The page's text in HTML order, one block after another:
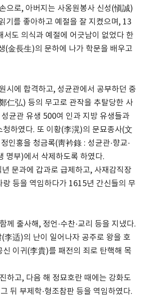
으로, 아버지는 사옹원봉사 신성(愼誠)
기를 좋아하고 예절을 잘 지켰으며, 13
서도 의식과 예절에 어긋남이 없었다 한
(金長生)의 문하에 나가 학문을 배우고
시에 합격하고, 성균관에서 공부하던 중
仁弘) 등의 무고로 관작을 추탈당한 사
균관 유생 500여 인과 지방 유생들과
하였다. 또 이황(李滉)의 문묘종사(文
인홍을 청금록(靑衿錄 : 성균관·향교·
명부)에서 삭제하도록 하였다.
문과에 갑과로 급제하고, 사재감직장
등을 역임하다가 1615년 간신들의 무
께 출사해, 정언·수찬·교리 등을 지냈다.
李适)의 난이 일어나자 공주로 왕을 호
이귀(李貴)를 패전의 죄로 탄핵해 목
하고, 다음 해 정묘호란 때에는 강화도
뒤 부제학·형조참판 등을 역임하였다.